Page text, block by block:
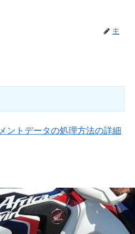
主
ントデータの処理方法の詳細